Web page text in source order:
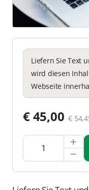
Liefern Sie Text
wird diesen
Webseite
€ 45,00 €